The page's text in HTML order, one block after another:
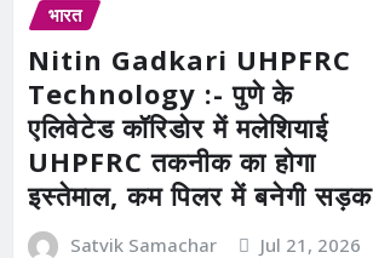
भारत
Nitin Gadkari UHPFRC
Technology :- पुणे के
एलिवेटेड कॉरिडोर में मलेशियाई
UHPFRC तकनीक का होगा
इस्तेमाल, कम पिलर में बनेगी सड़क
Satvik Samachar Jul 21, 2026